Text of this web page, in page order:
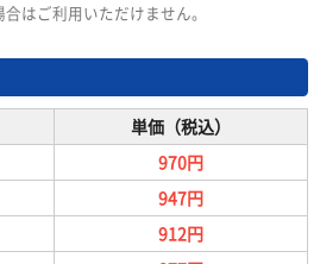
はご利用いただけません。
単価（税込）
970円
947円
912円